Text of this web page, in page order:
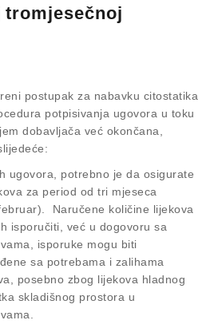
postupak za nabavku citostatika
potpisivanja ugovora u toku
dobavljača već okončana,
ugovora, potrebno je da osigurate
za period od tri mjeseca
Naručene količine lijekova
isporučiti, već u dogovoru sa
isporuke mogu biti
sa potrebama i zalihama
posebno zbog lijekova hladnog
skladišnog prostora u